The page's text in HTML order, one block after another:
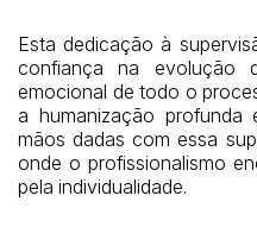
Esta dedicação à
confiança na evolução
emocional de todo o
a humanização
mãos dadas com essa
onde o profissionalismo
pela individualidade.